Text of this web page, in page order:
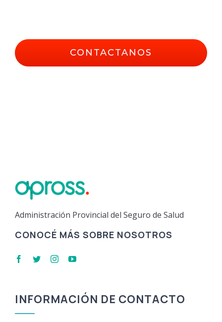
CONTACTANOS
Administración Provincial del Seguro de Salud
CONOCÉ MÁS SOBRE NOSOTROS
INFORMACIÓN DE CONTACTO